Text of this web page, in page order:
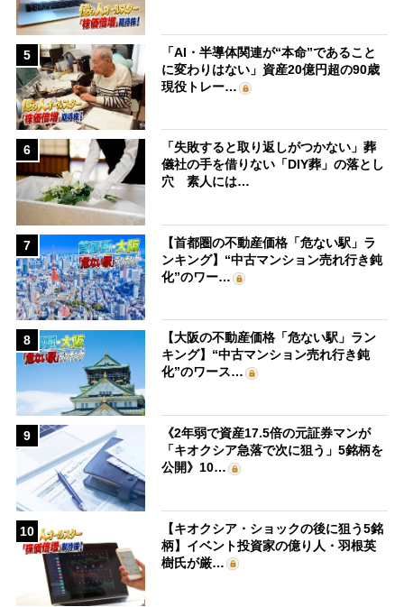
5
「AI・半導体関連が“本命”であること
に変わりはない」資産20億円超の90歳
現役トレー…
6
「失敗すると取り返しがつかない」葬
儀社の手を借りない「DIY葬」の落とし
穴 素人には…
7
【首都圏の不動産価格「危ない駅」ラ
ンキング】“中古マンション売れ行き鈍
化”のワー…
8
【大阪の不動産価格「危ない駅」ラン
キング】“中古マンション売れ行き鈍
化”のワース…
9
《2年弱で資産17.5倍の元証券マンが
「キオクシア急落で次に狙う」5銘柄を
公開》10…
10
【キオクシア・ショックの後に狙う5銘
柄】イベント投資家の億り人・羽根英
樹氏が厳…